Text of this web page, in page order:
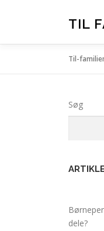
TIL
Til-
Søg
dele?